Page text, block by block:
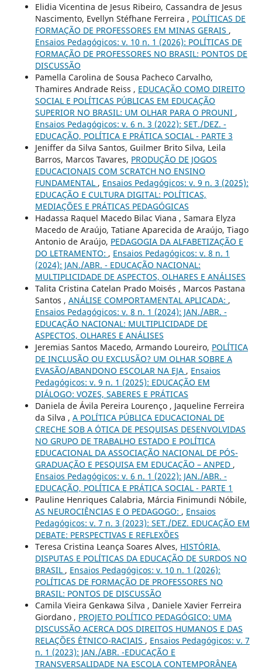
Elidia Vicentina de Jesus Ribeiro, Cassandra de Jesus
Nascimento, Evellyn Stéfhane Ferreira , POLÍTICAS DE
FORMAÇÃO DE PROFESSORES EM MINAS GERAIS ,
Ensaios Pedagógicos: v. 10 n. 1 (2026): POLÍTICAS DE
FORMAÇÃO DE PROFESSORES NO BRASIL: PONTOS DE
DISCUSSÃO
Pamella Carolina de Sousa Pacheco Carvalho,
Thamires Andrade Reiss , EDUCAÇÃO COMO DIREITO
SOCIAL E POLÍTICAS PÚBLICAS EM EDUCAÇÃO
SUPERIOR NO BRASIL: UM OLHAR PARA O PROUNI ,
Ensaios Pedagógicos: v. 6 n. 3 (2022): SET./DEZ. -
EDUCAÇÃO, POLÍTICA E PRÁTICA SOCIAL - PARTE 3
Jeniffer da Silva Santos, Guilmer Brito Silva, Leila
Barros, Marcos Tavares, PRODUÇÃO DE JOGOS
EDUCACIONAIS COM SCRATCH NO ENSINO
FUNDAMENTAL , Ensaios Pedagógicos: v. 9 n. 3 (2025):
EDUCAÇÃO E CULTURA DIGITAL: POLÍTICAS,
MEDIAÇÕES E PRÁTICAS PEDAGÓGICAS
Hadassa Raquel Macedo Bilac Viana , Samara Elyza
Macedo de Araújo, Tatiane Aparecida de Araújo, Tiago
Antonio de Araújo, PEDAGOGIA DA ALFABETIZAÇÃO E
DO LETRAMENTO: , Ensaios Pedagógicos: v. 8 n. 1
(2024): JAN./ABR. - EDUCAÇÃO NACIONAL:
MULTIPLICIDADE DE ASPECTOS, OLHARES E ANÁLISES
Talita Cristina Catelan Prado Moisés , Marcos Pastana
Santos , ANÁLISE COMPORTAMENTAL APLICADA: ,
Ensaios Pedagógicos: v. 8 n. 1 (2024): JAN./ABR. -
EDUCAÇÃO NACIONAL: MULTIPLICIDADE DE
ASPECTOS, OLHARES E ANÁLISES
Jeremias Santos Macedo, Armando Loureiro, POLÍTICA
DE INCLUSÃO OU EXCLUSÃO? UM OLHAR SOBRE A
EVASÃO/ABANDONO ESCOLAR NA EJA , Ensaios
Pedagógicos: v. 9 n. 1 (2025): EDUCAÇÃO EM
DIÁLOGO: VOZES, SABERES E PRÁTICAS
Daniela de Ávila Pereira Lourenço , Jaqueline Ferreira
da Silva , A POLÍTICA PÚBLICA EDUCACIONAL DE
CRECHE SOB A ÓTICA DE PESQUISAS DESENVOLVIDAS
NO GRUPO DE TRABALHO ESTADO E POLÍTICA
EDUCACIONAL DA ASSOCIAÇÃO NACIONAL DE PÓS-
GRADUAÇÃO E PESQUISA EM EDUCAÇÃO – ANPED ,
Ensaios Pedagógicos: v. 6 n. 1 (2022): JAN./ABR. -
EDUCAÇÃO, POLÍTICA E PRÁTICA SOCIAL - PARTE 1
Pauline Henriques Calabria, Márcia Finimundi Nóbile,
AS NEUROCIÊNCIAS E O PEDAGOGO: , Ensaios
Pedagógicos: v. 7 n. 3 (2023): SET./DEZ. EDUCAÇÃO EM
DEBATE: PERSPECTIVAS E REFLEXÕES
Teresa Cristina Leança Soares Alves, HISTÓRIA,
DISPUTAS E POLÍTICAS DA EDUCAÇÃO DE SURDOS NO
BRASIL , Ensaios Pedagógicos: v. 10 n. 1 (2026):
POLÍTICAS DE FORMAÇÃO DE PROFESSORES NO
BRASIL: PONTOS DE DISCUSSÃO
Camila Vieira Genkawa Silva , Daniele Xavier Ferreira
Giordano , PROJETO POLÍTICO PEDAGÓGICO: UMA
DISCUSSÃO ACERCA DOS DIREITOS HUMANOS E DAS
RELAÇÕES ÉTNICO-RACIAIS , Ensaios Pedagógicos: v. 7
n. 1 (2023): JAN./ABR. -EDUCAÇÃO E
TRANSVERSALIDADE NA ESCOLA CONTEMPORÂNEA